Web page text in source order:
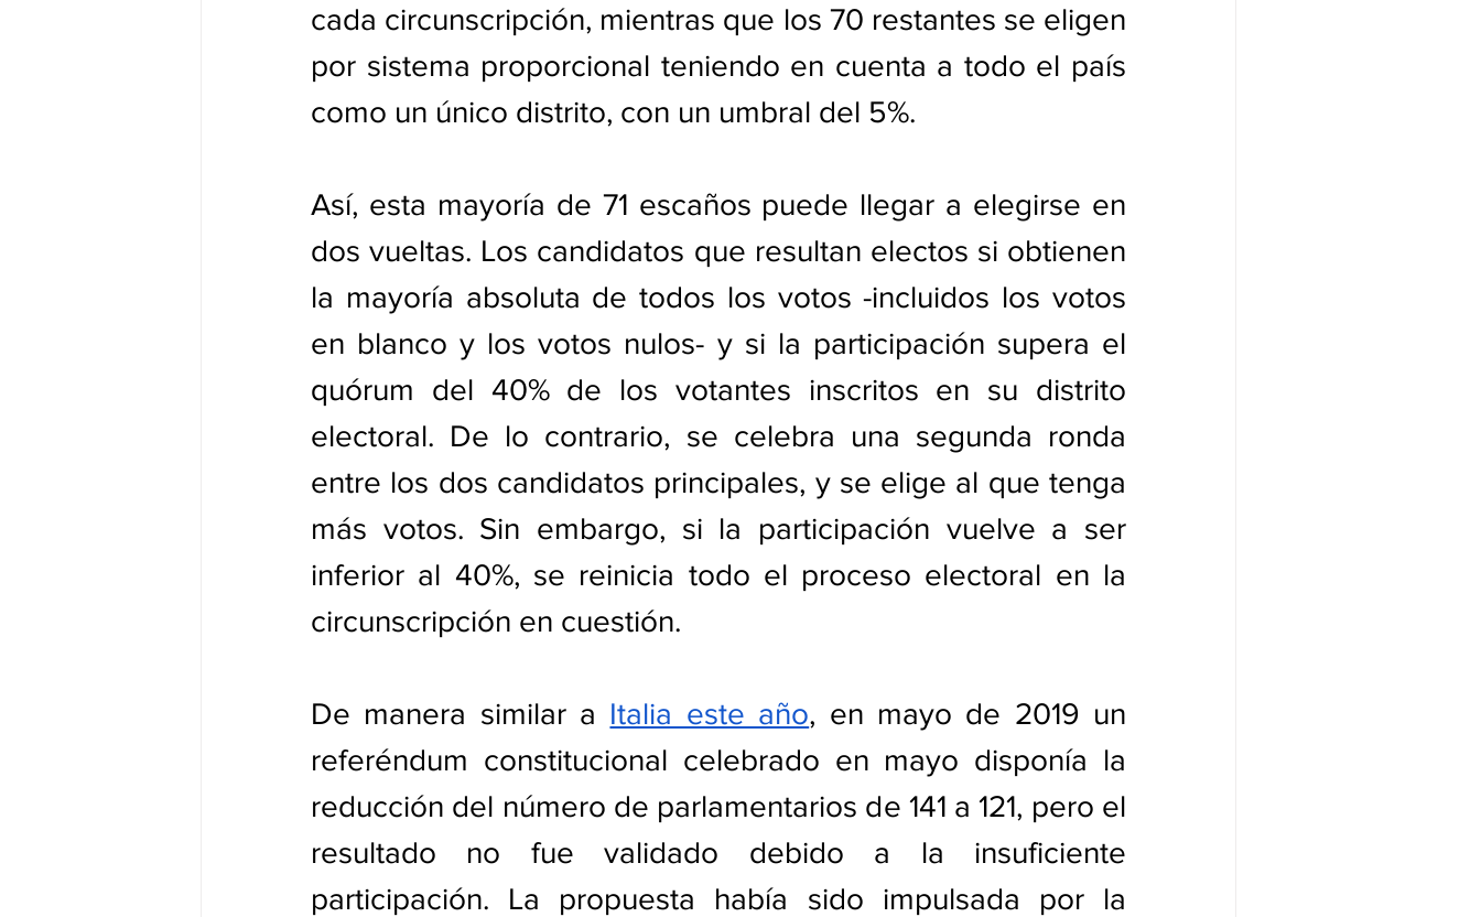
cada circunscripción, mientras que los 70 restantes se eligen
por sistema proporcional teniendo en cuenta a todo el país
como un único distrito, con un umbral del 5%.
Así, esta mayoría de 71 escaños puede llegar a elegirse en
dos vueltas. Los candidatos que resultan electos si obtienen
la mayoría absoluta de todos los votos -incluidos los votos
en blanco y los votos nulos- y si la participación supera el
quórum del 40% de los votantes inscritos en su distrito
electoral. De lo contrario, se celebra una segunda ronda
entre los dos candidatos principales, y se elige al que tenga
más votos. Sin embargo, si la participación vuelve a ser
inferior al 40%, se reinicia todo el proceso electoral en la
circunscripción en cuestión.
De manera similar a Italia este año, en mayo de 2019 un
referéndum constitucional celebrado en mayo disponía la
reducción del número de parlamentarios de 141 a 121, pero el
resultado no fue validado debido a la insuficiente
participación. La propuesta había sido impulsada por la